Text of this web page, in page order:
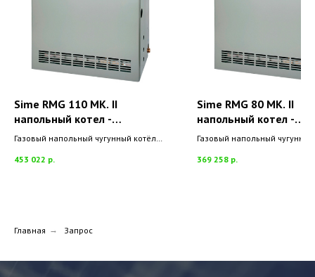
Sime RMG 110 MK. II
напольный котел -
арт.8100502
Газовый напольный чугунный котёл
453 022 р.
Sime RMG 80 MK. II
напольный котел -
арт.8044822
Газовый напольный
369 258 р.
Главная → Запрос